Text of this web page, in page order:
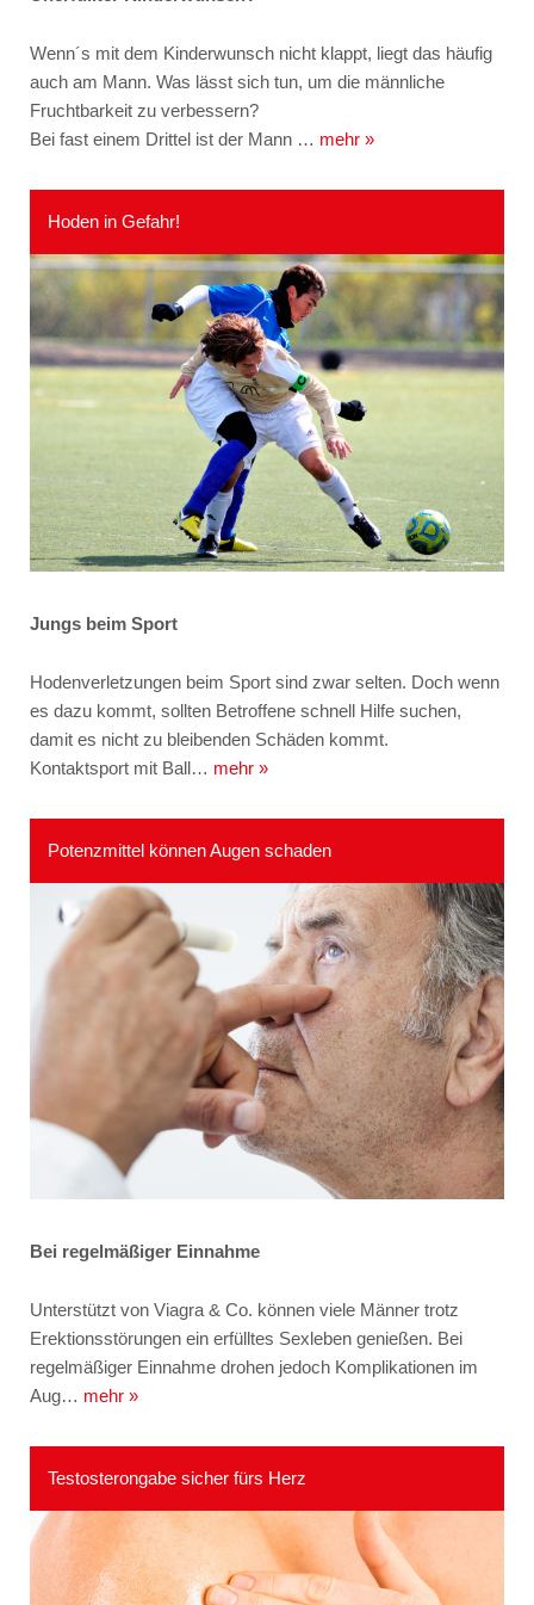
Wenn´s mit dem Kinderwunsch nicht klappt, liegt das häufig
auch am Mann. Was lässt sich tun, um die männliche
Fruchtbarkeit zu verbessern?
Bei fast einem Drittel ist der Mann … mehr »
Hoden in Gefahr!
Jungs beim Sport
Hodenverletzungen beim Sport sind zwar selten. Doch wenn
es dazu kommt, sollten Betroffene schnell Hilfe suchen,
damit es nicht zu bleibenden Schäden kommt.
Kontaktsport mit Ball… mehr »
Potenzmittel können Augen schaden
Bei regelmäßiger Einnahme
Unterstützt von Viagra & Co. können viele Männer trotz
Erektionsstörungen ein erfülltes Sexleben genießen. Bei
regelmäßiger Einnahme drohen jedoch Komplikationen im
Aug… mehr »
Testosterongabe sicher fürs Herz